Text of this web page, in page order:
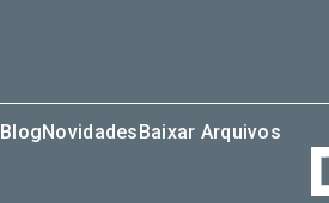
BlogNovidadesBaixar Arquivos